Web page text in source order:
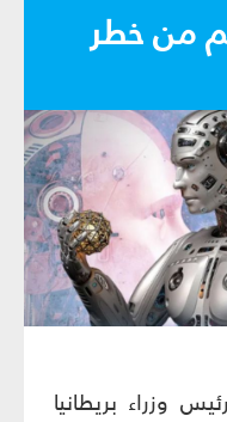
من خطر
وزراء بريطانيا